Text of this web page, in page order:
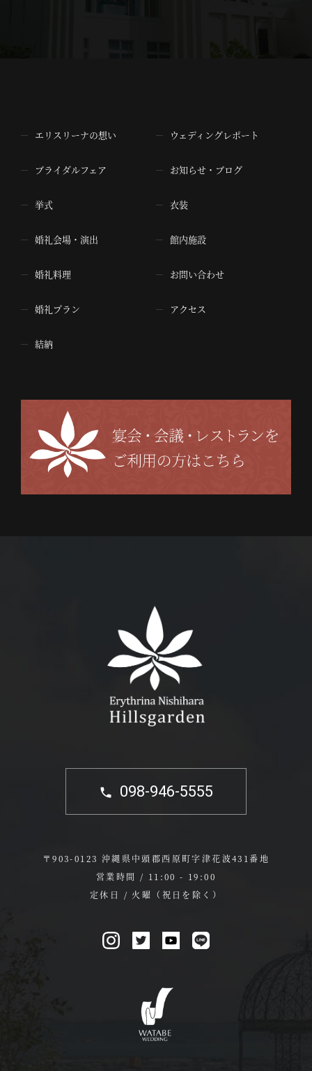
エリスリーナの想い
ブライダルフェア
挙式
婚礼会場・演出
婚礼料理
婚礼プラン
結納
ウェディングレポート
お知らせ・ブログ
衣装
館内施設
お問い合わせ
アクセス
098-946-5555
〒903-0123 沖縄県中頭郡西原町字津花波431番地
営業時間 / 11:00 - 19:00
定休日 / 火曜（祝日を除く）